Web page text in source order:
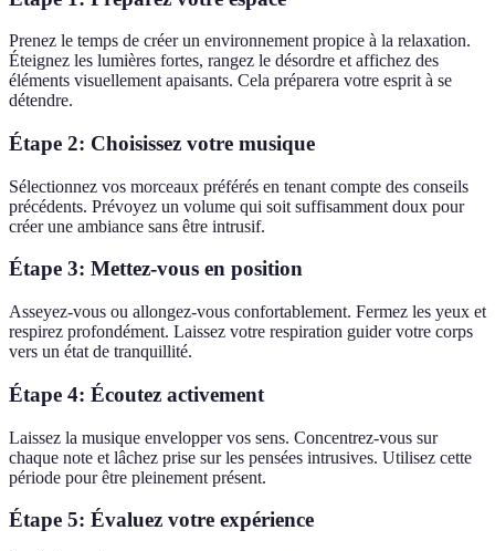
Prenez le temps de créer un environnement propice à la relaxation.
Éteignez les lumières fortes, rangez le désordre et affichez des
éléments visuellement apaisants. Cela préparera votre esprit à se
détendre.
Étape 2: Choisissez votre musique
Sélectionnez vos morceaux préférés en tenant compte des conseils
précédents. Prévoyez un volume qui soit suffisamment doux pour
créer une ambiance sans être intrusif.
Étape 3: Mettez-vous en position
Asseyez-vous ou allongez-vous confortablement. Fermez les yeux et
respirez profondément. Laissez votre respiration guider votre corps
vers un état de tranquillité.
Étape 4: Écoutez activement
Laissez la musique envelopper vos sens. Concentrez-vous sur
chaque note et lâchez prise sur les pensées intrusives. Utilisez cette
période pour être pleinement présent.
Étape 5: Évaluez votre expérience